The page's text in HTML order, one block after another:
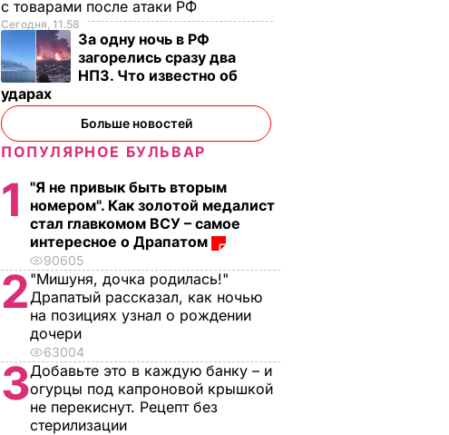
с товарами после атаки РФ
Сегодня, 11.58
За одну ночь в РФ
загорелись сразу два
НПЗ. Что известно об
ударах
Больше новостей
ПОПУЛЯРНОЕ БУЛЬВАР
1
"Я не привык быть вторым
номером". Как золотой медалист
стал главкомом ВСУ – самое
интересное о Драпатом
90605
2 "Мишуня, дочка родилась!"
Драпатый рассказал, как ночью
на позициях узнал о рождении
дочери
63004
3Добавьте это в каждую банку – и
огурцы под капроновой крышкой
не перекиснут. Рецепт без
стерилизации